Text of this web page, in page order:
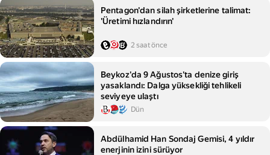
Pentagon'dan silah şirketlerine talimat:
'Üretimi hızlandırın'
2 saat önce
Beykoz'da 9 Ağustos'ta denize giriş
yasaklandı: Dalga yüksekliği tehlikeli
seviyeye ulaştı
Dün
Abdülhamid Han Sondaj Gemisi, 4 yıldır
enerjinin izini sürüyor